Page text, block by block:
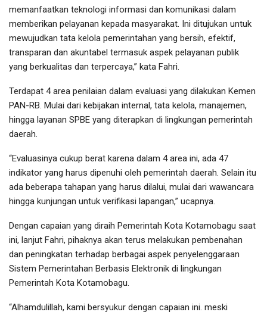
memanfaatkan teknologi informasi dan komunikasi dalam
memberikan pelayanan kepada masyarakat. Ini ditujukan untuk
mewujudkan tata kelola pemerintahan yang bersih, efektif,
transparan dan akuntabel termasuk aspek pelayanan publik
yang berkualitas dan terpercaya,” kata Fahri.
Terdapat 4 area penilaian dalam evaluasi yang dilakukan Kemen
PAN-RB. Mulai dari kebijakan internal, tata kelola, manajemen,
hingga layanan SPBE yang diterapkan di lingkungan pemerintah
daerah.
“Evaluasinya cukup berat karena dalam 4 area ini, ada 47
indikator yang harus dipenuhi oleh pemerintah daerah. Selain itu
ada beberapa tahapan yang harus dilalui, mulai dari wawancara
hingga kunjungan untuk verifikasi lapangan,” ucapnya.
Dengan capaian yang diraih Pemerintah Kota Kotamobagu saat
ini, lanjut Fahri, pihaknya akan terus melakukan pembenahan
dan peningkatan terhadap berbagai aspek penyelenggaraan
Sistem Pemerintahan Berbasis Elektronik di lingkungan
Pemerintah Kota Kotamobagu.
“Alhamdulillah, kami bersyukur dengan capaian ini. meski